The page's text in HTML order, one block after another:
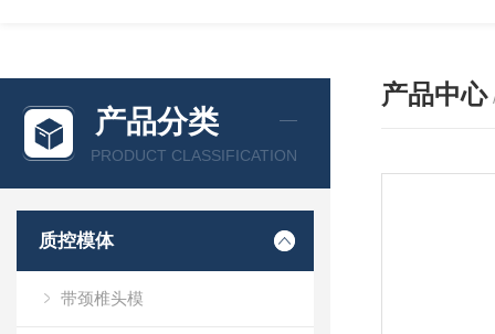
产品分类
PRODUCT CLASSIFICATION
质控模体
带颈椎头模
产品中心